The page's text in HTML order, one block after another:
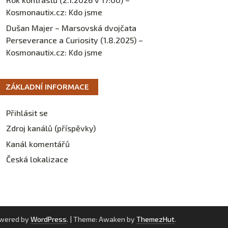
Kosmonautix.cz: Kdo jsme
Dušan Majer – Marsovská dvojčata
Perseverance a Curiosity (1.8.2025) –
Kosmonautix.cz: Kdo jsme
ZÁKLADNÍ INFORMACE
Přihlásit se
Zdroj kanálů (příspěvky)
Kanál komentářů
Česká lokalizace
by WordPress. | Theme: Awaken by ThemezHut.